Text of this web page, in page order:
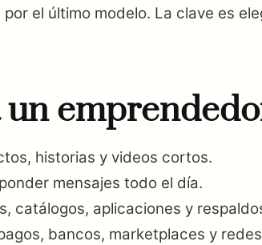
el último modelo. La clave es
un
historias y videos cortos.
mensajes todo el día.
catálogos, aplicaciones y
bancos, marketplaces y